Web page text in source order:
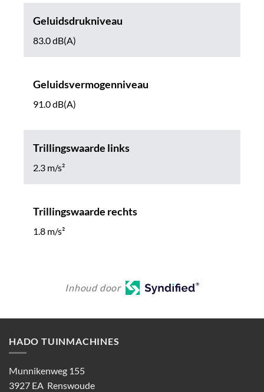
Geluidsdrukniveau
83.0 dB(A)
Geluidsvermogenniveau
91.0 dB(A)
Trillingswaarde links
2.3 m/s²
Trillingswaarde rechts
1.8 m/s²
Inhoud door
HADO TUINMACHINES
Munnikenweg 155
3927 EA Renswoude